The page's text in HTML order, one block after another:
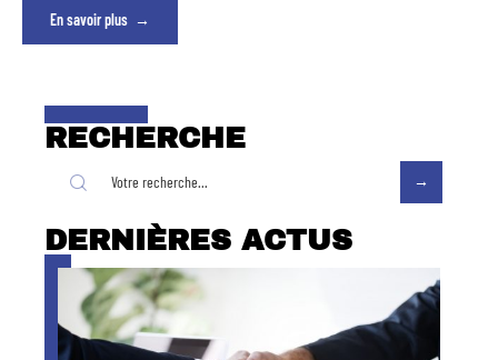
En savoir plus
RECHERCHE
DERNIÈRES ACTUS